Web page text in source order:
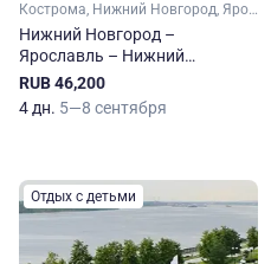
Кострома, Нижний Новгород, Ярославль, Плес, Городец
Нижний Новгород –
Ярославль – Нижний
Новгород на теплоходе
Виссарион Белинский
RUB 46,200
4 дн. 5—8 сентября
Отдых с детьми